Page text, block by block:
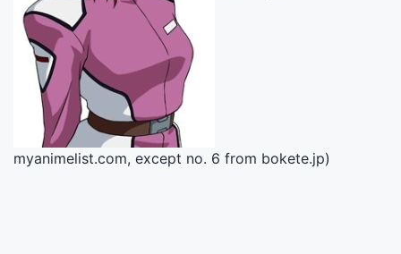
myanimelist.com, except no. 6 from bokete.jp)